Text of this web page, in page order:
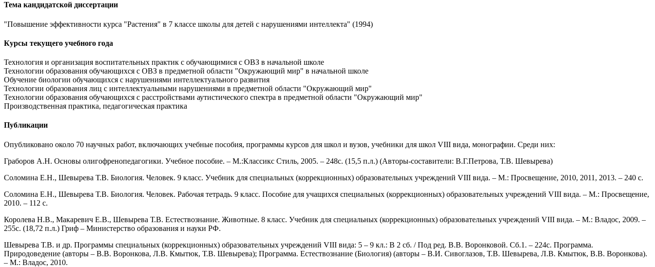
Тема кандидатской диссертации
"Повышение эффективности курса "Растения" в 7 классе школы для детей с нарушениями интеллекта" (1994)
Курсы текущего учебного года
Технология и организация воспитательных практик с обучающимися с ОВЗ в начальной школе
Технологии образования обучающихся с ОВЗ в предметной области "Окружающий мир" в начальной школе
Обучение биологии обучающихся с нарушениями интеллектуального развития
Технологии образования лиц с интеллектуальными нарушениями в предметной области "Окружающий мир"
Технологии образования обучающихся с расстройствами аутистического спектра в предметной области "Окружающий мир"
Производственная практика, педагогическая практика
Публикации
Опубликовано около 70 научных работ, включающих учебные пособия, программы курсов для школ и вузов, учебники для школ VIII вида, монографии. Среди них:
Граборов А.Н. Основы олигофренопедагогики. Учебное пособие. – М.:Классикс Стиль, 2005. – 248с. (15,5 п.л.) (Авторы-составители: В.Г.Петрова, Т.В. Шевырева)
Соломина Е.Н., Шевырева Т.В. Биология. Человек. 9 класс. Учебник для специальных (коррекционных) образовательных учреждений VIII вида. – М.: Просвещение, 2010, 2011, 2013. – 240 с.
Соломина Е.Н., Шевырева Т.В. Биология. Человек. Рабочая тетрадь. 9 класс. Пособие для учащихся специальных (коррекционных) образовательных учреждений VIII вида. – М.: Просвещение,
2010. – 112 с.
Королева Н.В., Макаревич Е.В., Шевырева Т.В. Естествознание. Животные. 8 класс. Учебник для специальных (коррекционных) образовательных учреждений VIII вида. – М.: Владос, 2009. –
255с. (18,72 п.л.) Гриф – Министерство образования и науки РФ.
Шевырева Т.В. и др. Программы специальных (коррекционных) образовательных учреждений VIII вида: 5 – 9 кл.: В 2 сб. / Под ред. В.В. Воронковой. Сб.1. – 224с. Программа.
Природоведение (авторы – В.В. Воронкова, Л.В. Кмытюк, Т.В. Шевырева); Программа. Естествознание (Биология) (авторы – В.И. Сивоглазов, Т.В. Шевырева, Л.В. Кмытюк, В.В. Воронкова).
– М.: Владос, 2010.